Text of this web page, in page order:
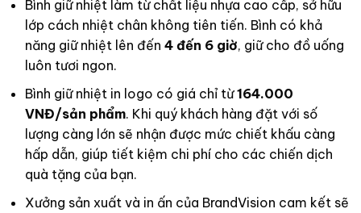
Bình giữ nhiệt làm từ chất liệu nhựa cao cấp, sở hữu
lớp cách nhiệt chân không tiên tiến. Bình có khả
năng giữ nhiệt lên đến 4 đến 6 giờ, giữ cho đồ uống
luôn tươi ngon.
Bình giữ nhiệt in logo có giá chỉ từ164.000
VNĐ/sản phẩm. Khi quý khách hàng đặt với số
lượng càng lớn sẽ nhận được mức chiết khấu càng
hấp dẫn, giúp tiết kiệm chi phí cho các chiến dịch
quà tặng của bạn.
Xưởng sản xuất và in ấn của BrandVision cam kết sẽ